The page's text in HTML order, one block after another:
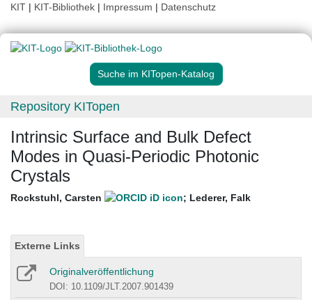
KIT | KIT-Bibliothek | Impressum | Datenschutz
Suche im KITopen-Katalog
Repository KITopen
Intrinsic Surface and Bulk Defect
Modes in Quasi-Periodic Photonic
Crystals
Rockstuhl, Carsten ; Lederer, Falk
Externe Links
Originalveröffentlichung
DOI: 10.1109/JLT.2007.901439